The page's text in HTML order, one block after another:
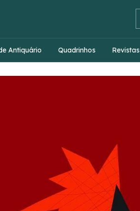
Antiquário Quadrinhos Revistas